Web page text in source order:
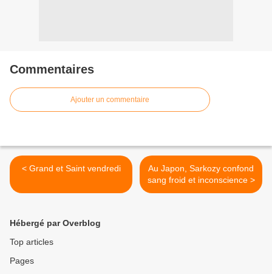
Commentaires
Ajouter un commentaire
< Grand et Saint vendredi
Au Japon, Sarkozy confond
sang froid et inconscience >
Hébergé par Overblog
Top articles
Pages